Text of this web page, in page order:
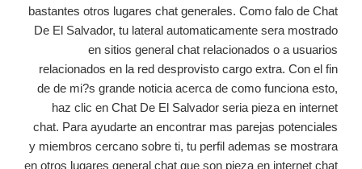
bastantes otros lugares chat generales. Como falo de Chat
De El Salvador, tu lateral automaticamente sera mostrado
en sitios general chat relacionados o a usuarios
relacionados en la red desprovisto cargo extra. Con el fin
de de mi?s grande noticia acerca de como funciona esto,
haz clic en Chat De El Salvador seria pieza en internet
chat. Para ayudarte an encontrar mas parejas potenciales
y miembros cercano sobre ti, tu perfil ademas se mostrara
en otros lugares general chat que son pieza en internet chat